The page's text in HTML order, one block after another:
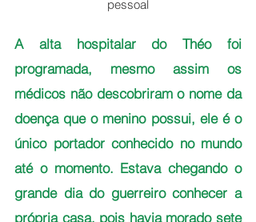
pessoal
A alta hospitalar do Théo foi
programada, mesmo assim os
médicos não descobriram o nome da
doença que o menino possui, ele é o
único portador conhecido no mundo
até o momento. Estava chegando o
grande dia do guerreiro conhecer a
própria casa, pois havia morado sete